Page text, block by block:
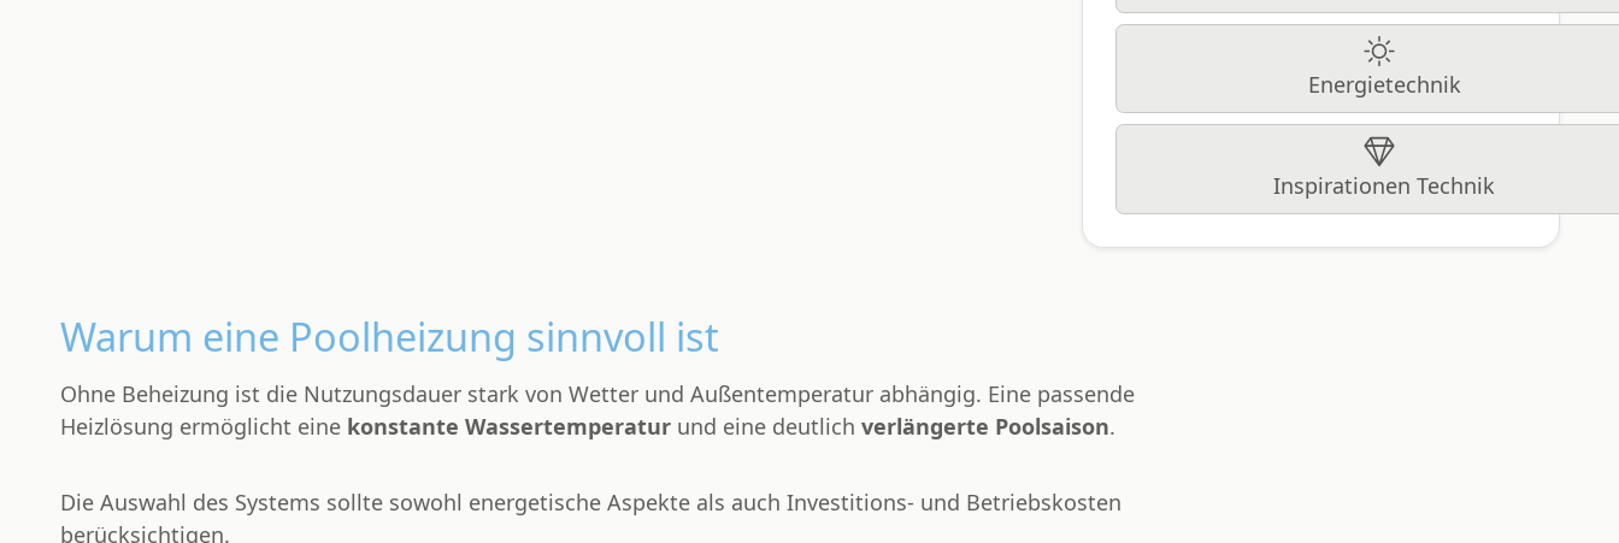
Energietechnik
Inspirationen Technik
Warum eine Poolheizung sinnvoll ist
Ohne Beheizung ist die Nutzungsdauer stark von Wetter und Außentemperatur abhängig. Eine passende
Heizlösung ermöglicht eine konstante Wassertemperaturund eine deutlich verlängerte Poolsaison.
Die Auswahl des Systems sollte sowohl energetische Aspekte als auch Investitions- und Betriebskosten
berücksichtigen.